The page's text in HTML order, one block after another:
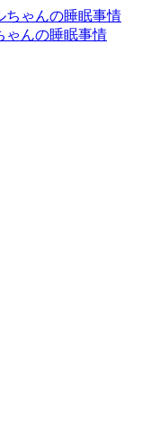
ゃんの睡眠事情